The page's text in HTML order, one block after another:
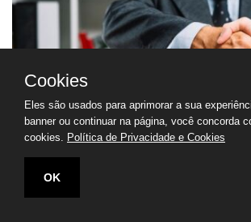
Contratar Advogado de Apoio no
Cookies
Eles são usados para aprimorar a sua
banner ou continuar na página, você concorda
cookies. Política de Privacidade e Cookies
OK